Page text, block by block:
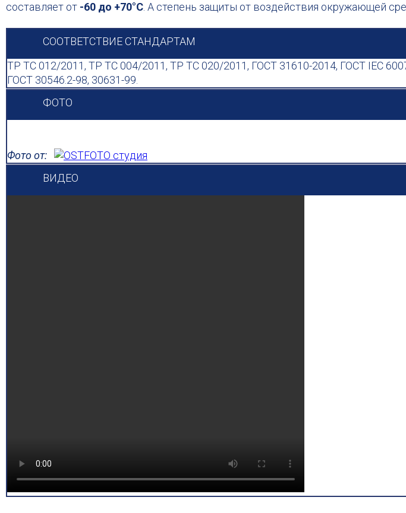
составляет от -60 до +70°C. А степень защиты от воздействия окружающей
СООТВЕТСТВИЕ СТАНДАРТАМ
ТР ТС 012/2011, ТР ТС 004/2011, ТР ТС 020/2011, ГОСТ 31610-2014, ГОСТ IEC
ГОСТ 30546.2-98, 30631-99.
ФОТО
Фото от:
ВИДЕО